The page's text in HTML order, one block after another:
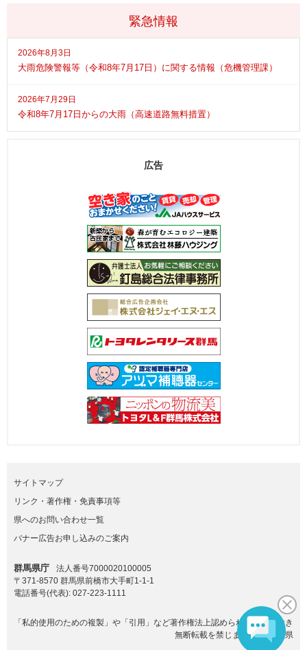
緊急情報
2026年8月3日
大雨危険警報等（令和8年7月17日）に関する情報（危機管理課）
2026年7月29日
令和8年7月17日からの大雨（高速道路無料措置）
広告
サイトマップ
リンク・著作権・免責事項等
県へのお問い合わせ一覧
バナー広告お申し込みのご案内
群馬県庁
法人番号7000020100005
〒371-8570 群馬県前橋市大手町1-1-1
電話番号(代表): 027-223-1111
「私的使用のための複製」や「引用」など著作権法上認められた場合を除き
無断転載を禁じます。(C)群馬県